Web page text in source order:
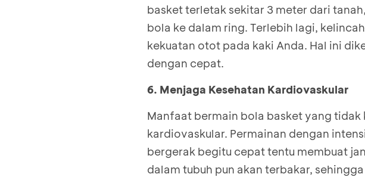
basket terletak sekitar 3 meter dari
bola ke dalam ring. Terlebih lagi,
kekuatan otot pada kaki Anda. Hal ini
dengan cepat.
6. Menjaga Kesehatan Kardiovaskular
Manfaat bermain bola basket yang
kardiovaskular. Permainan dengan
bergerak begitu cepat tentu membuat
dalam tubuh pun akan terbakar,